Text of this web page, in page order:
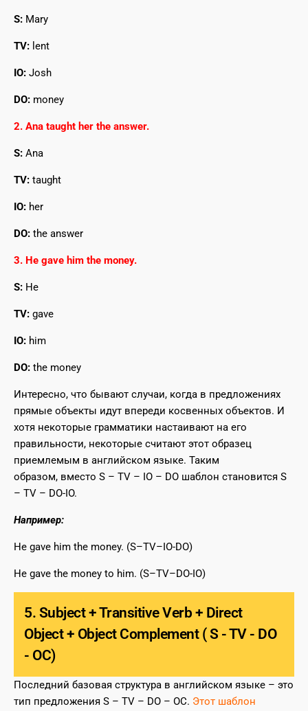
S: Mary
TV: lent
IO: Josh
DO: money
2. Ana taught her the answer.
S: Ana
TV: taught
IO: her
DO: the answer
3. He gave him the money.
S: He
TV: gave
IO: him
DO: the money
Интересно, что бывают случаи, когда в предложениях
прямые объекты идут впереди косвенных объектов. И
хотя некоторые грамматики настаивают на его
правильности, некоторые считают этот образец
приемлемым в английском языке. Таким
образом, вместо S – TV – IO – DO шаблон становится S
– TV – DO-IO.
Например:
He gave him the money. (S–TV–IO-DO)
He gave the money to him. (S–TV–DO-IO)
5. Subject + Transitive Verb + Direct
Object + Object Complement ( S - TV - DO
- OC)
Последний базовая структура в английском языке – это
тип предложения S – TV – DO – OC. Этот шаблон